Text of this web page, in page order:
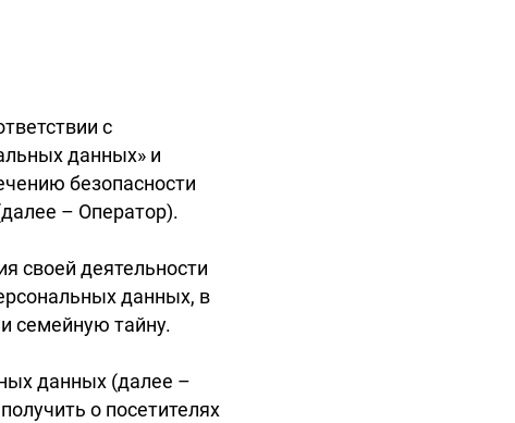
с
данных» и
безопасности
– Оператор).
своей деятельности
данных, в
семейную тайну.
данных (далее –
о посетителях